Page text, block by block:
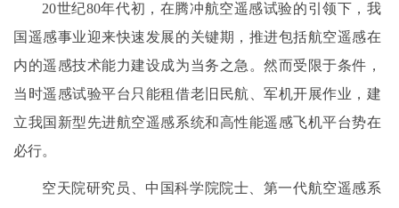
20世纪80年代初，在腾冲航空遥感试验的引领下，我
国遥感事业迎来快速发展的关键期，推进包括航空遥感在
内的遥感技术能力建设成为当务之急。然而受限于条件，
当时遥感试验平台只能租借老旧民航、军机开展作业，建
立我国新型先进航空遥感系统和高性能遥感飞机平台势在
必行。
空天院研究员、中国科学院院士、第一代航空遥感系